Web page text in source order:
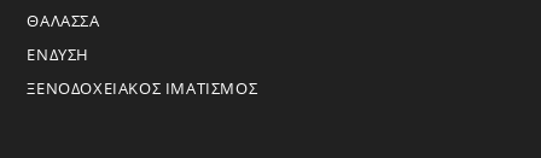
ΘΑΛΑΣΣΑ
ΕΝΔΥΣΗ
ΞΕΝΟΔΟΧΕΙΑΚΟΣ ΙΜΑΤΙΣΜΟΣ